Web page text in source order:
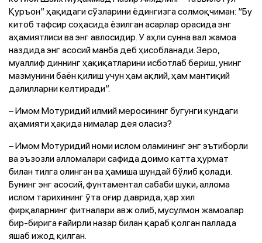
Қуръон” ҳақидаги сўзларини ёдингизга солмоқчиман: “Бу
китоб тафсир соҳасида ёзилган асарлар орасида энг
аҳамиятлиси ва энг авлосидир. У аҳли сунна вал жамоа
наздида энг асосий манба деб ҳисобланади. Зеро,
муаллиф диннинг ҳақиқатларини исботлаб бериш, унинг
мазмунини баён қилиш учун ҳам ақлий, ҳам мантиқий
далилларни келтиради”.
– Имом Мотуридий илмий меросининг бугунги кундаги
аҳамияти ҳақида нималар дея оласиз?
– Имом Мотуридий номи ислом оламининг энг эътиборли
ва эъзозли алломалари сафида доимо катта ҳурмат
билан тилга олинган ва ҳамиша шундай бўлиб қолади.
Бунинг энг асосий, фунтаментал сабаби шуки, аллома
ислом тарихининг ўта оғир даврида, ҳар хил
фирқаларнинг фитналари авж олиб, мусулмон жамоалар
бир-бирига ғайирли назар билан қараб қолган паллада
яшаб ижод қилган.